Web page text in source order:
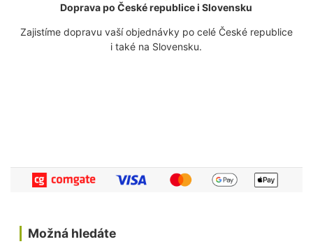
Doprava po České republice i Slovensku
Zajistíme dopravu vaší objednávky po celé České republice
i také na Slovensku.
Možná hledáte